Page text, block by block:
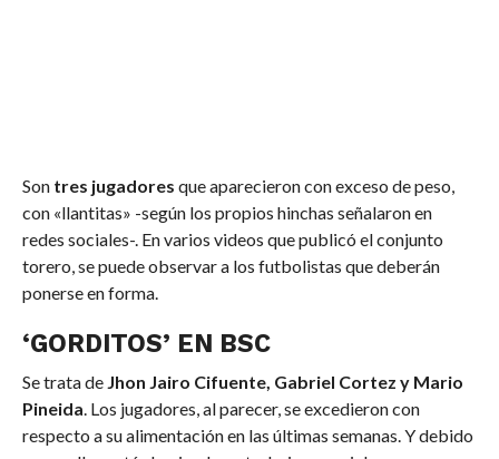
Son tres jugadores que aparecieron con exceso de peso,
con «llantitas» -según los propios hinchas señalaron en
redes sociales-. En varios videos que publicó el conjunto
torero, se puede observar a los futbolistas que deberán
ponerse en forma.
‘GORDITOS’ EN BSC
Se trata de Jhon Jairo Cifuente, Gabriel Cortez y Mario
Pineida . Los jugadores, al parecer, se excedieron con
respecto a su alimentación en las últimas semanas. Y debido